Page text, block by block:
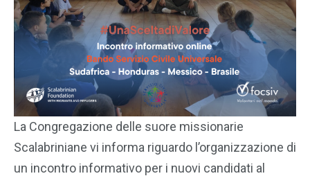
La Congregazione delle suore missionarie
Scalabriniane vi informa riguardo l’organizzazione di
un incontro informativo per i nuovi candidati al